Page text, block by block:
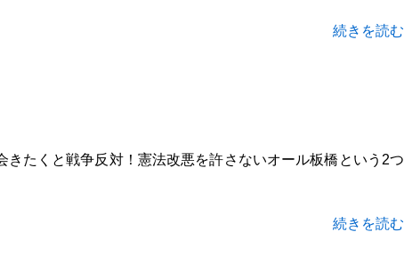
続きを読む
たくと戦争反対！憲法改悪を許さないオール板橋という2つ
続きを読む